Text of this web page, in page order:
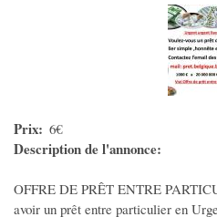
Nautisme
Equipement auto
Prix 6€
Description de l'annonce
OFFRE DE PRÊT ENTRE
avoir un prêt entre particulier en